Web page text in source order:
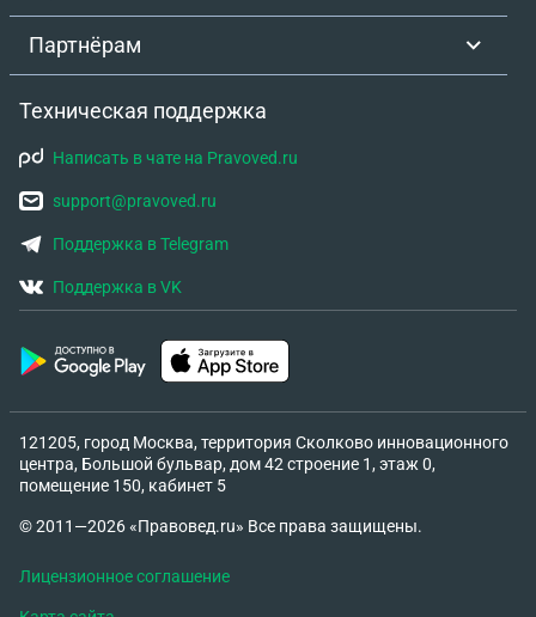
Партнёрам
Техническая поддержка
Написать в чате на Pravoved.ru
support@pravoved.ru
Поддержка в Telegram
Поддержка в VK
121205, город Москва, территория Сколково инновационного
центра, Большой бульвар, дом 42 строение 1, этаж 0,
помещение 150, кабинет 5
© 2011—2026 «Правовед.ru» Все права защищены.
Лицензионное соглашение